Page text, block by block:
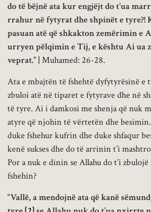
do të bëjnë ata kur engjëjt do t’ua
rrahur në fytyrat dhe shpinët e tyre?!
pasuan atë që shkakton zemërimin e
urryen pëlqimin e Tij, e kështu Ai ua
veprat.” | Muhamed: 26-28.
Ata e mbajtën të fshehtë dyfytyrësinë e
zbuloi atë në tiparet e fytyrave dhe në
të tyre. Ai i damkosi me shenja që nuk
atyre që njohin të vërtetën dhe
duke fshehur kufrin dhe duke shfaqur
kenë sukses dhe do të arrinin t’i
Por a nuk e dinin se Allahu do t’i zbulojë
fshehin?
“Vallë, a mendojnë ata që kanë